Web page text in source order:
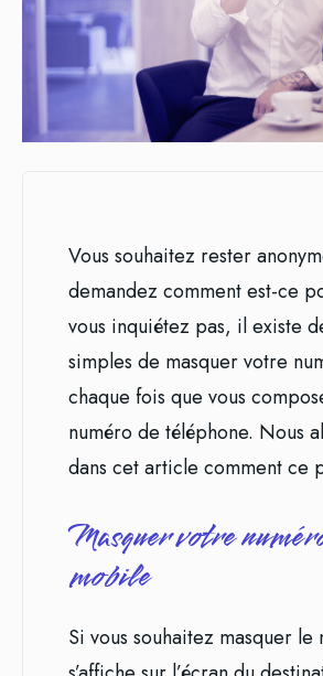
Vous souhaitez rester
demandez comment est-ce
vous inquiétez pas, il existe
simples de masquer votre
chaque fois que vous
numéro de téléphone. Nous
dans cet article comment ce
Masquer votre
mobile
Si vous souhaitez masquer le